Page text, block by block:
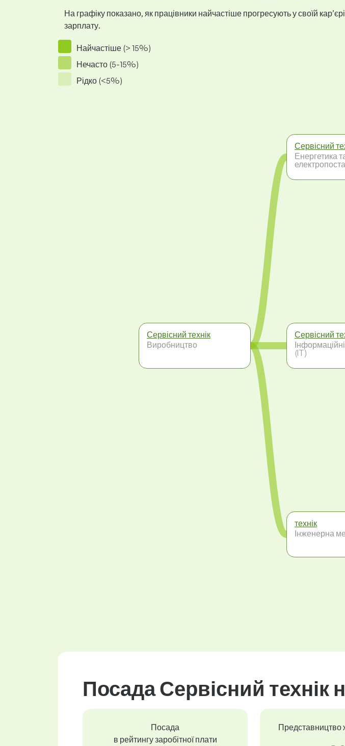
На графіку показано, як працівники найчастіше прогресують у своїй
зарплату.
Найчастіше (> 15%)
Нечасто (5-15%)
Рідко (<5%)
Сервісний технік
Виробництво
Сервісний
Енергетика
Сервісний
(IT)
технік
Інженерна
Посада Сервісний технік
Посада
в рейтингу заробітної плати
Представництво